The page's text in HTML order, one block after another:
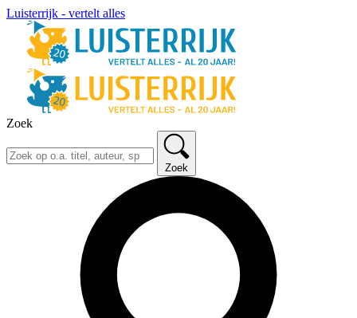
Luisterrijk - vertelt alles
Zoek
Zoek